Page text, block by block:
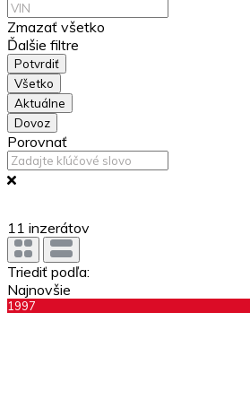
Zmazať všetko
Ďalšie filtre
Potvrdiť
Všetko
Aktuálne
Dovoz
Porovnať
11 inzerátov
Triediť podľa:
Najnovšie
1997